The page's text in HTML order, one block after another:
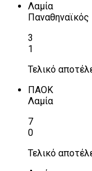
Λαμία
Παναθηναϊκός
3
1
Τελικό
ΠΑΟΚ
Λαμία
7
0
Τελικό